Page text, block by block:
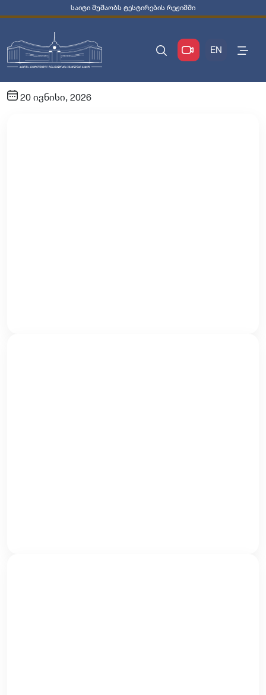
საიტი მუშაობს ტესტირების რეჟიმში
EN
20 ივნისი, 2026